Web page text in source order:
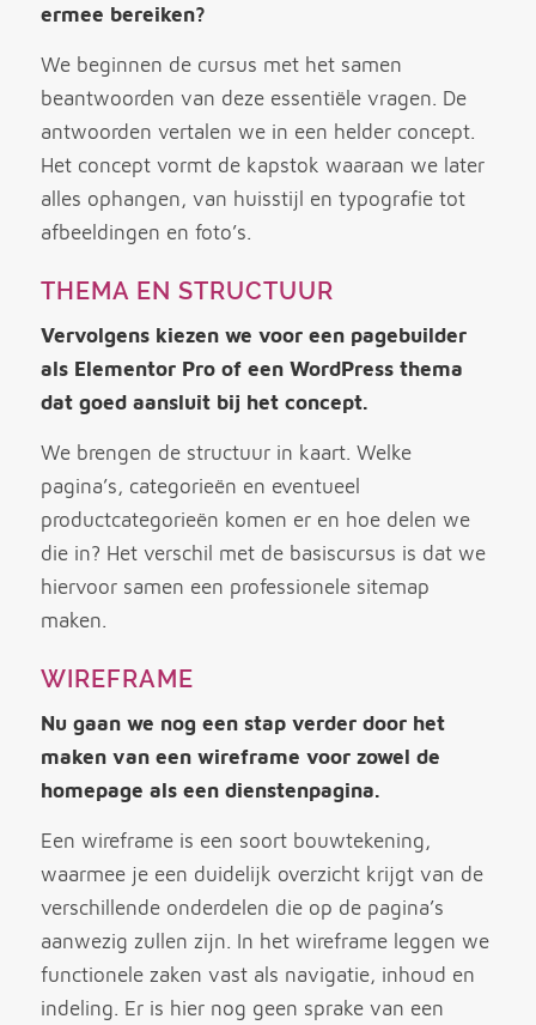
ermee bereiken?
We beginnen de cursus met het samen
beantwoorden van deze essentiële vragen. De
antwoorden vertalen we in een helder concept.
Het concept vormt de kapstok waaraan we later
alles ophangen, van huisstijl en typografie tot
afbeeldingen en foto’s.
THEMA EN STRUCTUUR
Vervolgens kiezen we voor een pagebuilder
als Elementor Pro of een WordPress thema
dat goed aansluit bij het concept.
We brengen de structuur in kaart. Welke
pagina’s, categorieën en eventueel
productcategorieën komen er en hoe delen we
die in? Het verschil met de basiscursus is dat we
hiervoor samen een professionele sitemap
maken.
WIREFRAME
Nu gaan we nog een stap verder door het
maken van een wireframe voor zowel de
homepage als een dienstenpagina.
Een wireframe is een soort bouwtekening,
waarmee je een duidelijk overzicht krijgt van de
verschillende onderdelen die op de pagina’s
aanwezig zullen zijn. In het wireframe leggen we
functionele zaken vast als navigatie, inhoud en
indeling. Er is hier nog geen sprake van een